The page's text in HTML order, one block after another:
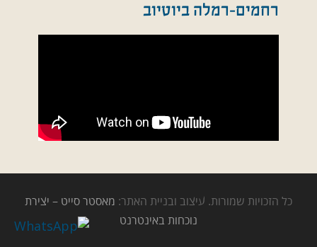
רחמים-רמלה ביוטיוב
כל הזכויות שמורות. עיצוב ובניית האתר: מאסטר סייט – יצירת
נוכחות באינטרנט